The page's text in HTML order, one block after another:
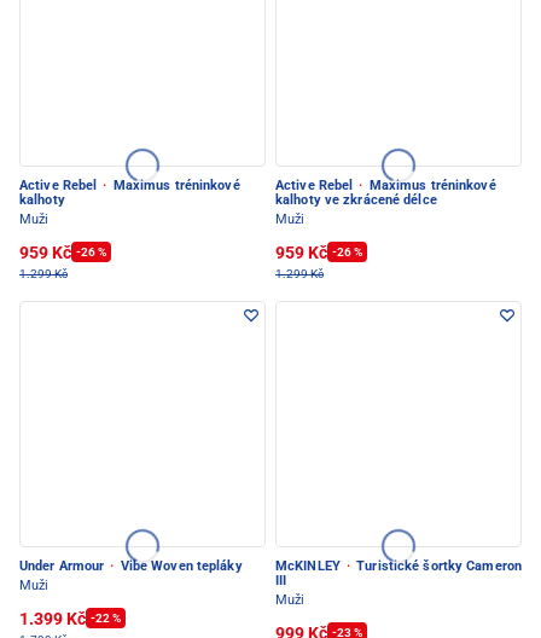
Active Rebel ·
Maximus tréninkové
kalhoty
Muži
959 Kč -26 %
1.299 Kč
Active Rebel ·
Maximus tréninkové
kalhoty ve zkrácené délce
Muži
959 Kč -26 %
1.299 Kč
Under Armour · Vibe Woven tepláky
Muži
1.399 Kč -22 %
McKINLEY · Turistické šortky Cameron
Muži
999 Kč -23 %